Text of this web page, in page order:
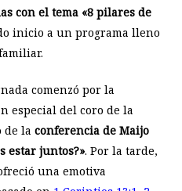
con el tema «8 pilares de
inicio a un programa lleno
comenzó por la
especial del coro de la
de la conferencia de Maijo
estar juntos?». Por la tarde,
una emotiva